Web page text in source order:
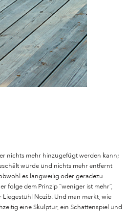
nichts mehr hinzugefügt werden kann;
wurde und nichts mehr entfernt
es langweilig oder geradezu
folge dem Prinzip “weniger ist mehr”,
Nozib. Und man merkt, wie
eine Skulptur, ein Schattenspiel und